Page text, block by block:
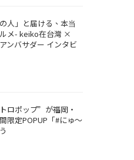
人」と届ける、本当
メ- keiko在台灣 ×
ンバサダー インタビ
ロポップ”が福岡・
限定POPUP「#にゅ〜